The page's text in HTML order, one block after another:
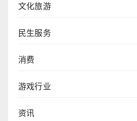
文化旅游
民生服务
消费
游戏行业
资讯